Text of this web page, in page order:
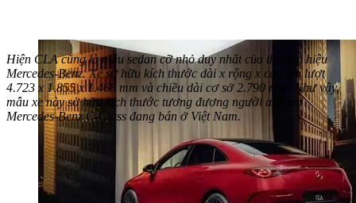
Hiện CLA cũng là mẫu sedan cỡ nhỏ duy nhất của thương hiệu
Mercedes-Benz. Xe sở hữu kích thước dài x rộng x cao lần lượt
4.723 x 1.855 x 1.468 mm và chiều dài cơ sở 2.790 mm. Như vậy,
mẫu xe này sở hữu kích thước tương đương người anh em
Mercedes-Benz C-Class đang bán ở Việt Nam.